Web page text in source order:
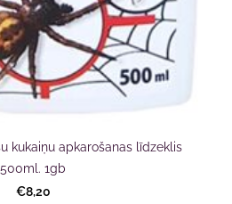
kukaiņu apkarošanas līdzeklis
500ml. 1gb
€8,20